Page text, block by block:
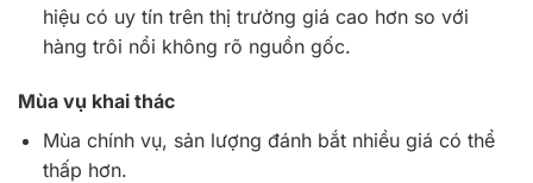
hiệu có uy tín trên thị trường giá cao hơn so với
hàng trôi nổi không rõ nguồn gốc.
Mùa vụ khai thác
Mùa chính vụ, sản lượng đánh bắt nhiều giá có thể
thấp hơn.